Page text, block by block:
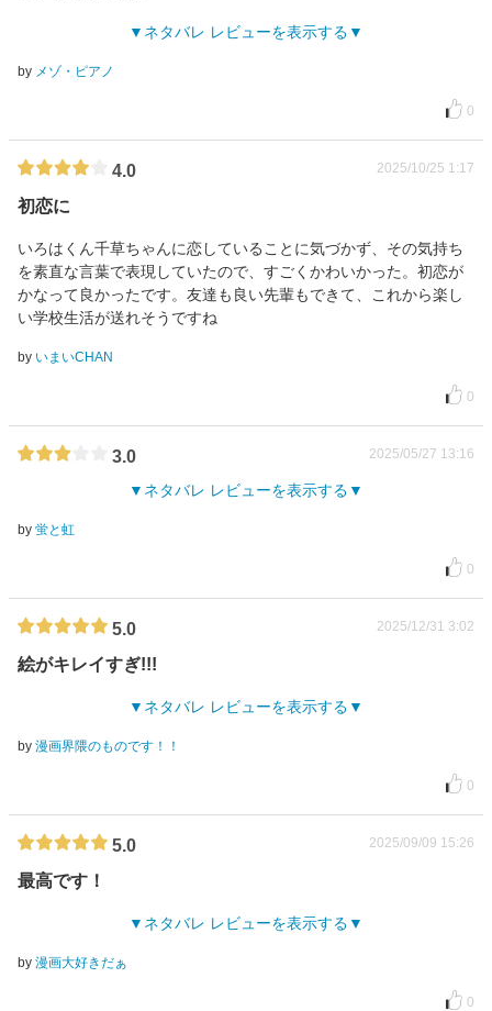
ネタバレ レビューを表示する
by メゾ・ピアノ
0
4.0 2025/10/25 1:17
初恋に
いろはくん千草ちゃんに恋していることに気づかず、その気持ち
を素直な言葉で表現していたので、すごくかわいかった。初恋が
かなって良かったです。友達も良い先輩もできて、これから楽し
い学校生活が送れそうですね
by いまいCHAN
0
3.0 2025/05/27 13:16
ネタバレ レビューを表示する
by 蛍と虹
0
5.0 2025/12/31 3:02
絵がキレイすぎ!!!
ネタバレ レビューを表示する
by 漫画界隈のものです！！
0
5.0 2025/09/09 15:26
最高です！
ネタバレ レビューを表示する
by 漫画大好きだぁ
0